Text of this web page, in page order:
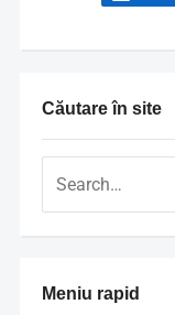
Căutare în site
Meniu rapid